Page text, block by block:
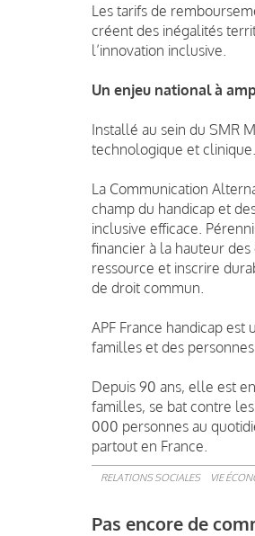
Les tarifs de
créent des inégalités
l’innovation inclusive.
Un enjeu national à
Installé au sein du SMR
technologique et clinique.
La Communication
champ du handicap et
inclusive efficace.
financier à la hauteur
ressource et inscrire
de droit commun.
APF France handicap
familles et des
Depuis 90 ans, elle est
familles, se bat contre
000 personnes au
partout en France.
RELATIONS SOCIALES VIE
Pas encore de